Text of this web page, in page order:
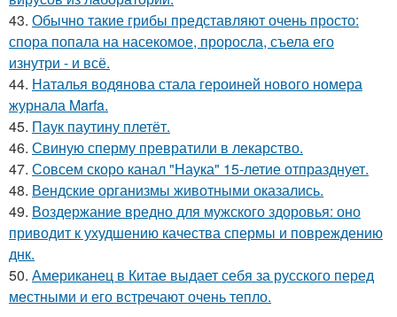
43. Обычно такие грибы представляют очень просто:
спора попала на насекомое, проросла, съела его
изнутри - и всё.
44. Наталья водянова стала героиней нового номера
журнала Marfa.
45. Паук паутину плетёт.
46. Свиную сперму превратили в лекарство.
47. Совсем скоро канал "Наука" 15-летие отпразднует.
48. Вендские организмы животными оказались.
49. Воздержание вредно для мужского здоровья: оно
приводит к ухудшению качества спермы и повреждению
днк.
50. Американец в Китае выдает себя за русского перед
местными и его встречают очень тепло.